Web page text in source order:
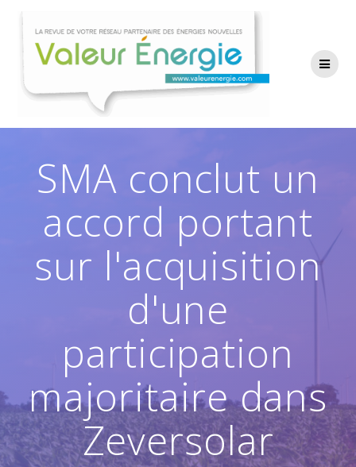
contenu
SMA conclut un
accord portant
sur l'acquisition
d'une
participation
majoritaire dans
Zeversolar